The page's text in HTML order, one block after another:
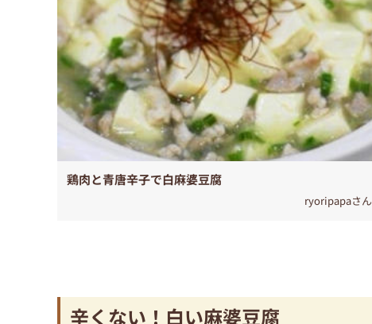
鶏肉と青唐辛子で白麻婆豆腐
ryoripapaさん
辛くない！白い麻婆豆腐